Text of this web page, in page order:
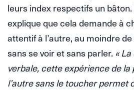
leurs index respectifs un
explique que cela demande à
attentif à l’autre, au moindre
sans se voir et sans parler. «
verbale, cette expérience de
l’autre sans le toucher permet